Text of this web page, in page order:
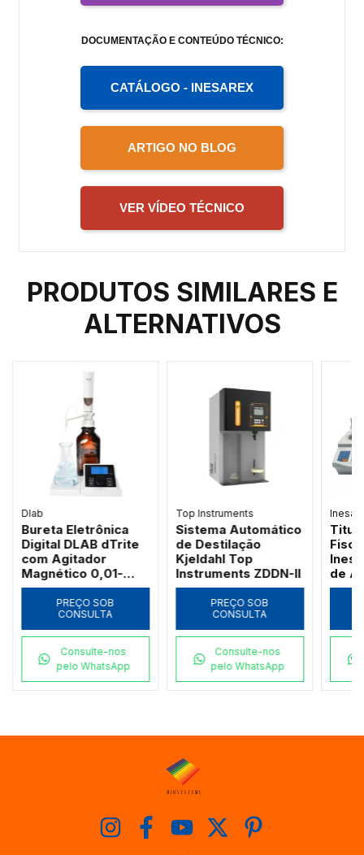
DOCUMENTAÇÃO E CONTEÚDO TÉCNICO:
CATÁLOGO - INESAREX
ARTIGO NO BLOG
VER VÍDEO TÉCNICO
PRODUTOS SIMILARES E
ALTERNATIVOS
Dlab
Bureta Eletrônica
Digital DLAB dTrite
com Agitador
Magnético 0,01-
99,99mL
PREÇO SOB
CONSULTA
Consulte-nos
pelo WhatsApp
Top Instruments
Sistema Automático
de Destilação
Kjeldahl Top
Instruments ZDDN-II
PREÇO SOB
CONSULTA
Consulte-nos
pelo WhatsApp
de